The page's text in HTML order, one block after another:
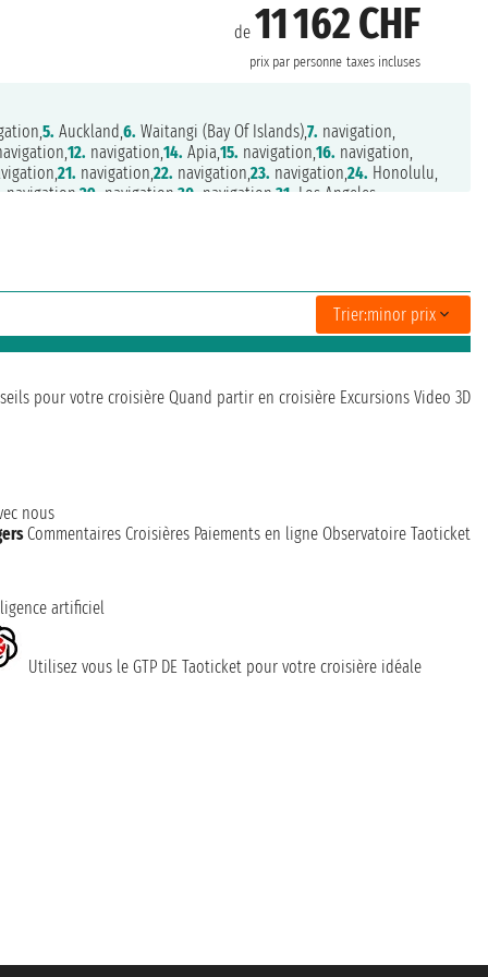
de 11 162 CHF
prix par personne taxes incluses
5. Auckland,6. Waitangi (Bay Of Islands),7. navigation,
12. navigation,14. Apia,15. navigation,16. navigation,
21. navigation,22. navigation,23. navigation,24. Honolulu,
navigation,29. navigation,30. navigation,31. Los Angeles,
65.navigation,66.Singapore,67.navigation,68.navigation,
76.navigation,
navigation,81.Sydney
Trier:minor prix
pour votre croisière Quand partir en croisière Excursions Video 3D
nous
Commentaires Croisières Paiements en ligne Observatoire Taoticket
artificiel
Utilisez vous le GTP DE Taoticket pour votre croisière idéale